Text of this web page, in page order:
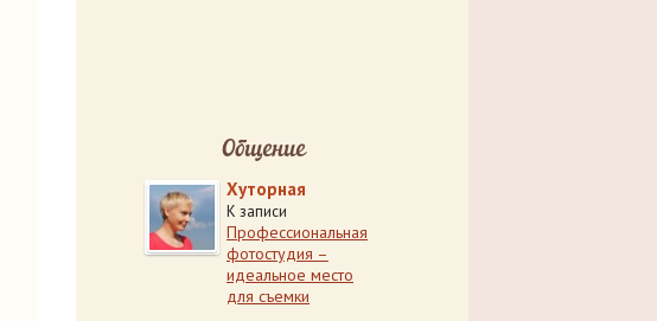
Общение
Хуторная
К записи
Профессиональная
фотостудия –
идеальное место
для съемки